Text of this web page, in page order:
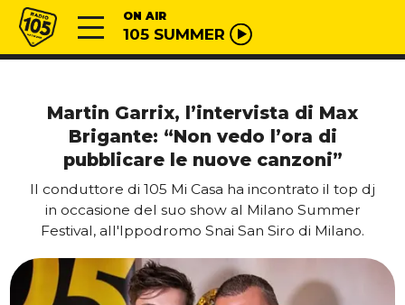
Vai al contenuto
Radio 105 ON AIR
105 SUMMER
Martin Garrix, l’intervista di Max
Brigante: “Non vedo l’ora di
pubblicare le nuove canzoni”
Il conduttore di 105 Mi Casa ha incontrato il top dj
in occasione del suo show al Milano Summer
Festival, all'Ippodromo Snai San Siro di Milano.